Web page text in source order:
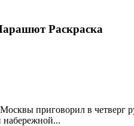
Раскраска
приговорил в четверг
набережной...